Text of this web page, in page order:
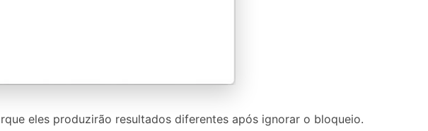
eles produzirão resultados diferentes após ignorar o bloqueio.